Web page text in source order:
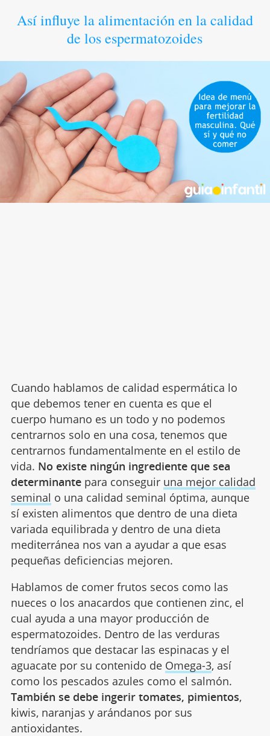
Así influye la alimentación en la calidad
de los espermatozoides
Cuando hablamos de calidad espermática lo
que debemos tener en cuenta es que el
cuerpo humano es un todo y no podemos
centrarnos solo en una cosa, tenemos que
centrarnos fundamentalmente en el estilo de
vida. No existe ningún ingrediente que sea
determinantepara conseguir una mejor calidad
seminal o una calidad seminal óptima, aunque
sí existen alimentos que dentro de una dieta
variada equilibrada y dentro de una dieta
mediterránea nos van a ayudar a que esas
pequeñas deficiencias mejoren.
Hablamos de comer frutos secos como las
nueces o los anacardos que contienen zinc, el
cual ayuda a una mayor producción de
espermatozoides. Dentro de las verduras
tendríamos que destacar las espinacas y el
aguacate por su contenido de Omega-3, así
como los pescados azules como el salmón.
También se debe ingerir tomates, pimientos,
kiwis, naranjas y arándanos por sus
antioxidantes.